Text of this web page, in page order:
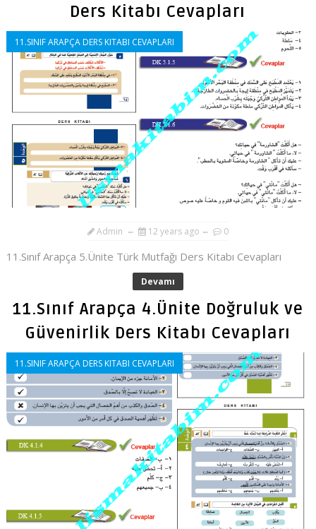
Ders Kitabı Cevapları
11.SINIF ARAPÇA DERS KITABI CEVAPLARI
Admin 12 years ago 0
11.Sınıf Arapça 5.Ünite Türk Mutfağı Ders Kitabı Cevapları
Devamı
11.Sınıf Arapça 4.Ünite Doğruluk ve
Güvenirlik Ders Kitabı Cevapları
11.SINIF ARAPÇA DERS KITABI CEVAPLARI